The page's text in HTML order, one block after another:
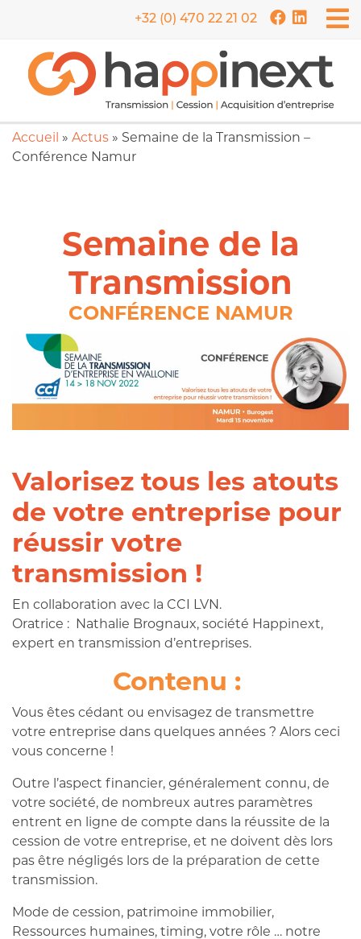
+32 (0) 470 22 21 02
Accueil » Actus » Semaine de la Transmission –
Conférence Namur
Semaine de la
Transmission
CONFÉRENCE NAMUR
Valorisez tous les atouts
de votre entreprise pour
réussir votre
transmission !
En collaboration avec la CCI LVN.
Oratrice : Nathalie Brognaux, société Happinext,
expert en transmission d’entreprises.
Contenu :
Vous êtes cédant ou envisagez de transmettre
votre entreprise dans quelques années ? Alors ceci
vous concerne !
Outre l’aspect financier, généralement connu, de
votre société, de nombreux autres paramètres
entrent en ligne de compte dans la réussite de la
cession de votre entreprise, et ne doivent dès lors
pas être négligés lors de la préparation de cette
transmission.
Mode de cession, patrimoine immobilier,
Ressources humaines, timing, votre rôle … notre